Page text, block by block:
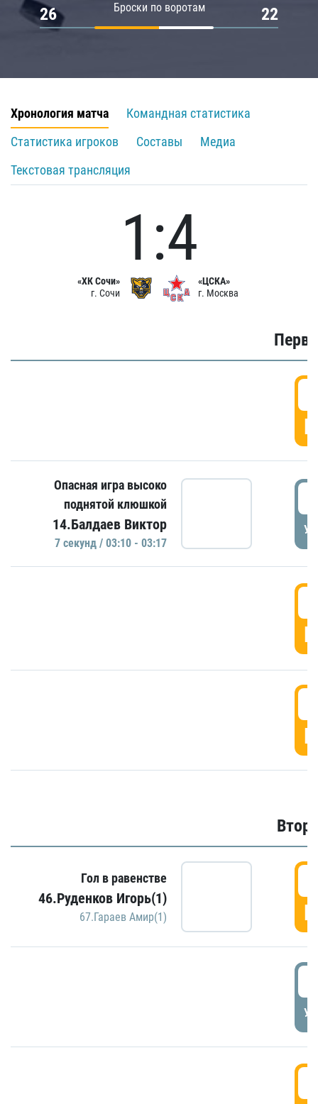
Броски по воротам
26 22
Хронология матча
Командная статистика
Статистика игроков
Составы
Медиа
Текстовая трансляция
«ХК Сочи»
г. Сочи
1:4
«ЦСКА»
г. Москва
Опасная игра высоко
поднятой клюшкой
14.Балдаев Виктор
7 секунд / 03:10 - 03:17
Гол в равенстве
46.Руденков Игорь(1)
67.Гараев Амир(1)